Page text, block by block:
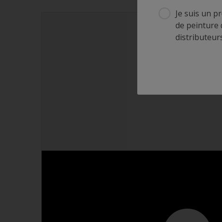
Je suis un
de peinture